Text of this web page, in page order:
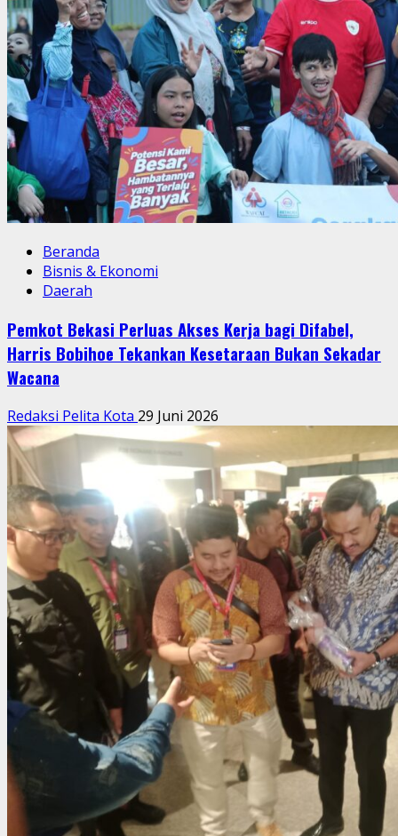
Beranda
Bisnis & Ekonomi
Daerah
Pemkot Bekasi Perluas Akses Kerja bagi Difabel,
Harris Bobihoe Tekankan Kesetaraan Bukan Sekadar
Wacana
Redaksi Pelita Kota 29 Juni 2026